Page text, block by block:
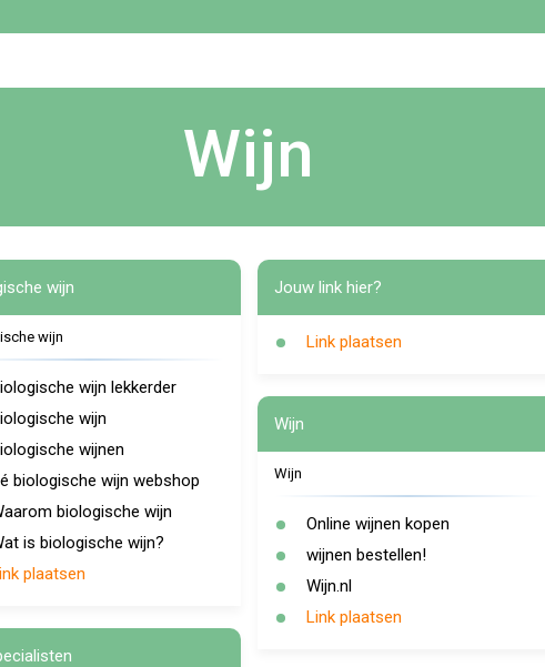
Wijn
wijn
wijn
wijn lekkerder
wijn
wijnen
biologische wijn webshop
biologische wijn
is biologische wijn?
plaatsen
Jouw link hier?
Link plaatsen
Wijn
Wijn
Online wijnen kopen
wijnen bestellen!
Wijn.nl
Link plaatsen